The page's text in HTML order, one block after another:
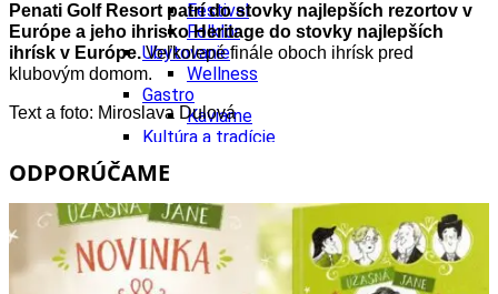
Festival
Folklór
Ubytovanie
Wellness
Gastro
Kaviarne
Kultúra a tradície
Šport a agroturistika
Školstvo
Ekonomika obchod a doprava
Košický kraj
Tipy
Penati Golf Resort patrí do stovky najlepších rezortov v
Európe a jeho ihrisko Heritage do stovky najlepších
ihrísk v Európe.Veľkolepé finále oboch ihrísk pred
klubovým domom.
Text a foto: Miroslava Dulová
ODPORÚČAME